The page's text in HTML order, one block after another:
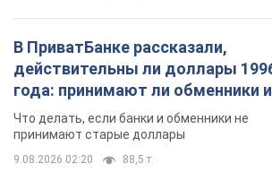
В ПриватБанке рассказали,
действительны ли доллары
года: принимают ли обменники и
банки такие купюры
Что делать, если банки и обменники не
принимают старые доллары
9.08.2026 02:20 88,5 т.